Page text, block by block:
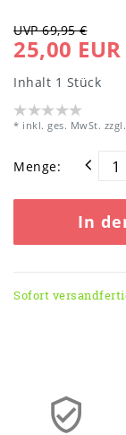
UVP 69,95 €
25,00 EUR
Inhalt 1 Stück
* inkl. ges. MwSt. zzgl.
Menge:
In
Sofort